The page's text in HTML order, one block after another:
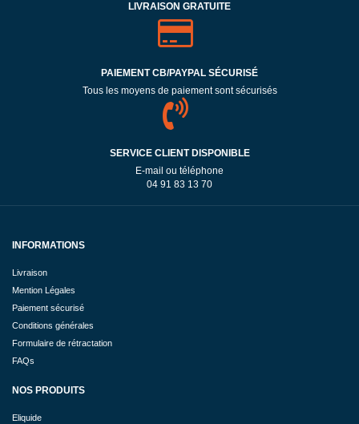
LIVRAISON GRATUITE
PAIEMENT CB/PAYPAL SÉCURISÉ
Tous les moyens de paiement sont sécurisés
SERVICE CLIENT DISPONIBLE
E-mail ou téléphone
04 91 83 13 70
INFORMATIONS
Livraison
Mention Légales
Paiement sécurisé
Conditions générales
Formulaire de rétractation
FAQs
NOS PRODUITS
Eliquide